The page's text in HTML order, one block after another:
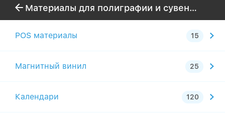
Материалы для полиграфии и сувениров
POS материалы
Магнитный винил
Календари